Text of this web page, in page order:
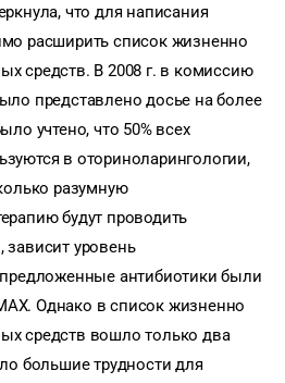
что для написания
расширить список жизненно
средств. В 2008 г. в комиссию
представлено досье на более
учтено, что 50% всех
в оториноларингологии,
разумную
будут проводить
зависит уровень
предложенные антибиотики были
Однако в список жизненно
средств вошло только два
большие трудности для